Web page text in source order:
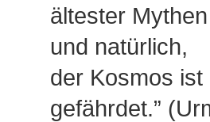
ältester
und natürlich,
der Kosmos
gefährdet.”